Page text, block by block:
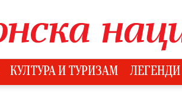
КУЛТУРА И ТУРИЗАМ ЛЕГЕНДИ